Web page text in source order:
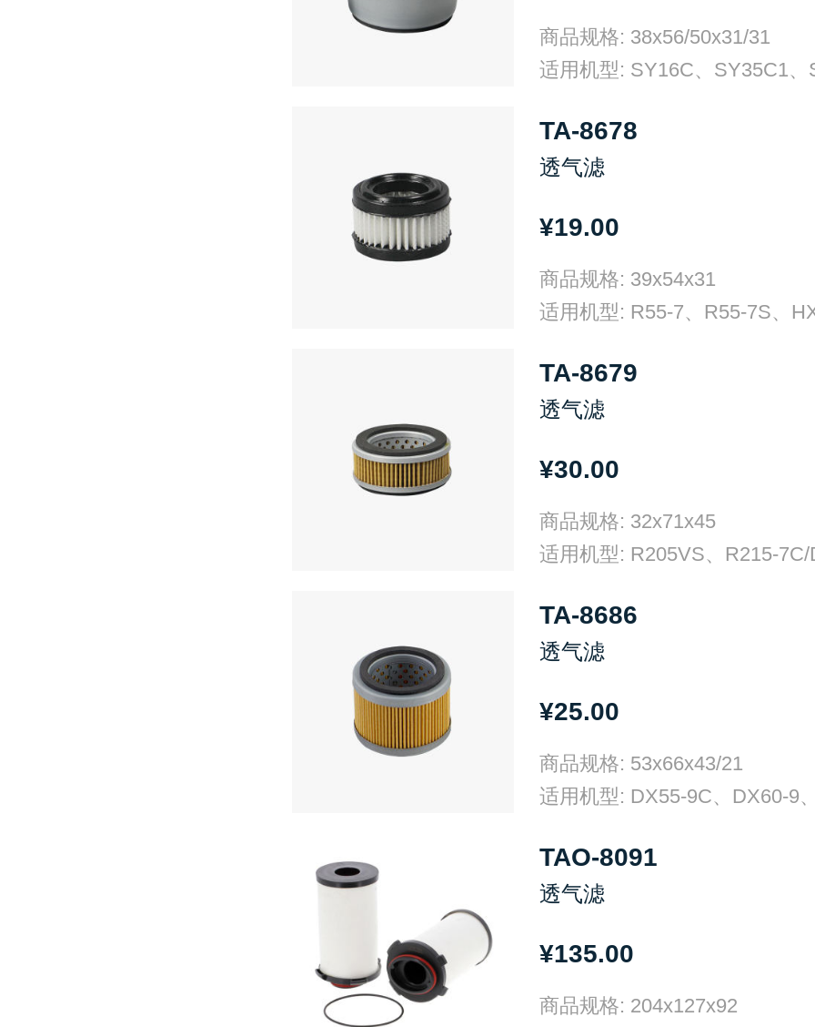
商品规格: 38x56/50x31/31
TA-8678
透气滤
¥19.00
商品规格: 39x54x31
TA-8679
透气滤
¥30.00
商品规格: 32x71x45
TA-8686
透气滤
¥25.00
商品规格: 53x66x43/21
TAO-8091
透气滤
¥135.00
商品规格: 204x127x92